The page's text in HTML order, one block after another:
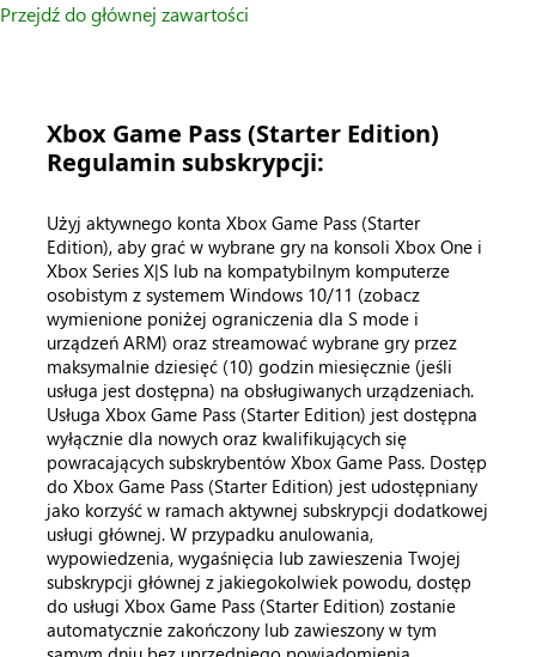
Przejdź do głównej zawartości
Xbox Game Pass (Starter Edition)
Regulamin subskrypcji:
Użyj aktywnego konta Xbox Game Pass (Starter
Edition), aby grać w wybrane gry na konsoli Xbox One i
Xbox Series X|S lub na kompatybilnym komputerze
osobistym z systemem Windows 10/11 (zobacz
wymienione poniżej ograniczenia dla S mode i
urządzeń ARM) oraz streamować wybrane gry przez
maksymalnie dziesięć (10) godzin miesięcznie (jeśli
usługa jest dostępna) na obsługiwanych urządzeniach.
Usługa Xbox Game Pass (Starter Edition) jest dostępna
wyłącznie dla nowych oraz kwalifikujących się
powracających subskrybentów Xbox Game Pass. Dostęp
do Xbox Game Pass (Starter Edition) jest udostępniany
jako korzyść w ramach aktywnej subskrypcji dodatkowej
usługi głównej. W przypadku anulowania,
wypowiedzenia, wygaśnięcia lub zawieszenia Twojej
subskrypcji głównej z jakiegokolwiek powodu, dostęp
do usługi Xbox Game Pass (Starter Edition) zostanie
automatycznie zakończony lub zawieszony w tym